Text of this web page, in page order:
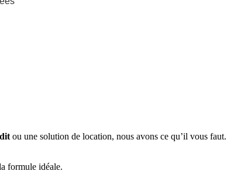
ou une solution de location, nous avons ce qu’il vous faut.
formule idéale.